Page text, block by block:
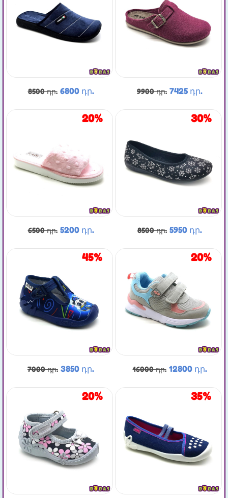
6800 դր.
8500 դր.
20%
5200 դր.
6500 դր.
45%
3850 դր.
7000 դր.
20%
7425 դր.
9900 դր.
30%
5950 դր.
8500 դր.
20%
12800 դր.
16000 դր.
35%